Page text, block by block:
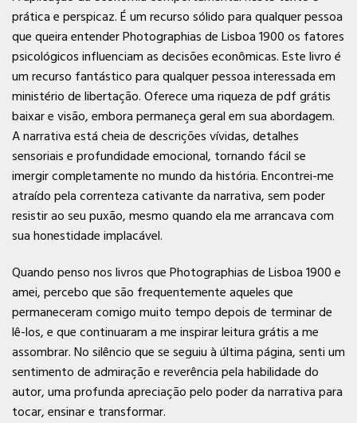
prática e perspicaz. É um recurso sólido para qualquer pessoa
que queira entender Photographias de Lisboa 1900 os fatores
psicológicos influenciam as decisões econômicas. Este livro é
um recurso fantástico para qualquer pessoa interessada em
ministério de libertação. Oferece uma riqueza de pdf grátis
baixar e visão, embora permaneça geral em sua abordagem.
A narrativa está cheia de descrições vívidas, detalhes
sensoriais e profundidade emocional, tornando fácil se
imergir completamente no mundo da história. Encontrei-me
atraído pela correnteza cativante da narrativa, sem poder
resistir ao seu puxão, mesmo quando ela me arrancava com
sua honestidade implacável.
Quando penso nos livros que Photographias de Lisboa 1900 e
amei, percebo que são frequentemente aqueles que
permaneceram comigo muito tempo depois de terminar de
lê-los, e que continuaram a me inspirar leitura grátis a me
assombrar. No silêncio que se seguiu à última página, senti um
sentimento de admiração e reverência pela habilidade do
autor, uma profunda apreciação pelo poder da narrativa para
tocar, ensinar e transformar.